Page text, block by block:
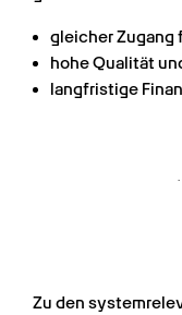
gleicher Zugang
hohe Qualität
langfristige
Zu den